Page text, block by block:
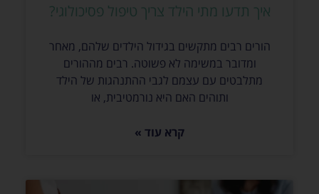
איך תדעו מתי הילד צריך טיפול פסיכולוגי?
הורים רבים מתקשים בגידול הילדים שלהם, מאחר
ומדובר במשימה לא פשוטה. רבים מההורים
מתלבטים עם עצמם לגבי ההתנהגות של הילד
ותוהים האם היא נורמטיבית, או
קרא עוד »